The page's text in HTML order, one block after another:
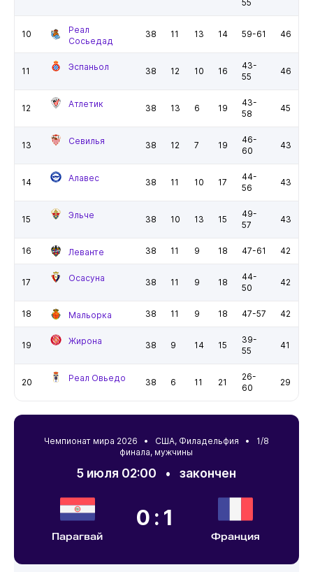
55
10
Реал
Сосьедад
38 11 13 14 59-61 46
11 Эспаньол 38 12 10 16
43-
55
46
12 Атлетик 38 13 6 19
43-
58
45
13 Севилья 38 12 7 19
46-
60
43
14 Алавес 38 11 10 17
44-
56
43
15 Эльче 38 10 13 15
49-
57
43
16 Леванте 38 11 9 18 47-61 42
17 Осасуна 38 11 9 18
44-
50
42
18 Мальорка 38 11 9 18 47-57 42
19 Жирона 38 9 14 15
39-
55
41
20 Реал Овьедо 38 6 11 21
26-
60
29
Чемпионат мира 2026 • США, Филадельфия • 1/8
финала, мужчины
5 июля 02:00 •закончен
Парагвай
0:1
Франция